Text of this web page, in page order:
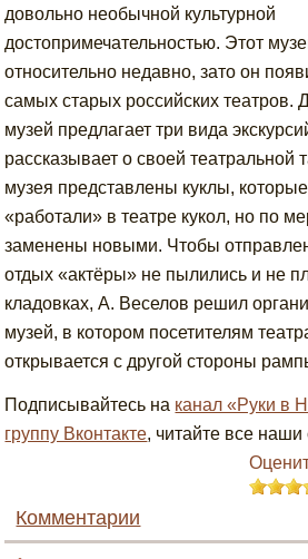
довольно необычной культурной
достопримечательностью. Этот
относительно недавно, зато он
самых старых российских театров.
музей предлагает три вида
рассказывает о своей театральной
музея представлены куклы,
«работали» в театре кукол, но по
заменены новыми. Чтобы
отдых «актёры» не пылились и не
кладовках, А. Веселов решил
музей, в котором посетителям
открывается с другой стороны
Подписывайтесь на канал «Руки в
группу Вконтакте, читайте все
Комментарии